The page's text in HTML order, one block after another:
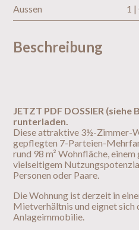
Aussen 1
Beschreibung
JETZT PDF DOSSIER
runterladen.
Diese attraktive 3½-Zimmer-
gepflegten 7-Parteien-
rund 98 m² Wohnfläche,
vielseitigem
Personen oder Paare.
Die Wohnung ist derzeit in
Mietverhältnis und eignet sich
Anlageimmobilie.